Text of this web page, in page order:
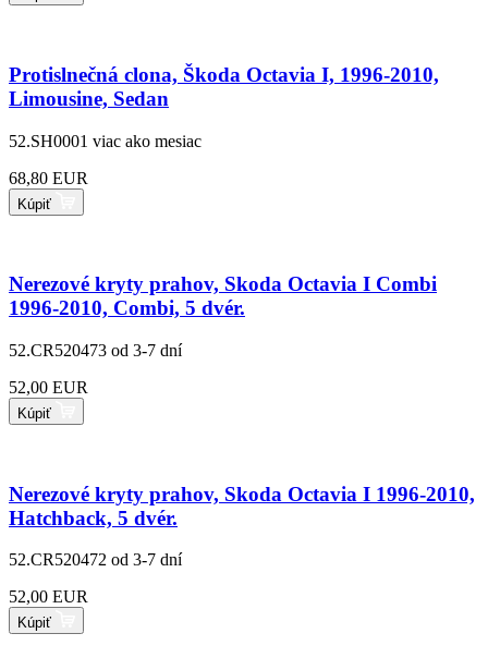
Protislnečná clona, Škoda Octavia I, 1996-2010,
Limousine, Sedan
52.SH0001 viac ako mesiac
68,80 EUR
Kúpiť
Nerezové kryty prahov, Skoda Octavia I Combi
1996-2010, Combi, 5 dvér.
52.CR520473 od 3-7 dní
52,00 EUR
Kúpiť
Nerezové kryty prahov, Skoda Octavia I 1996-2010,
Hatchback, 5 dvér.
52.CR520472 od 3-7 dní
52,00 EUR
Kúpiť